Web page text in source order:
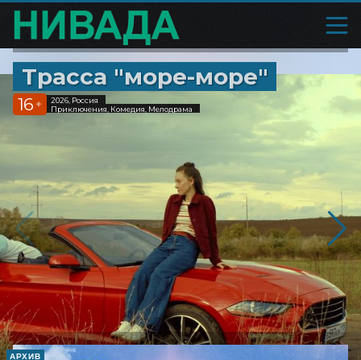
Трасса "море-море"
16 +
2026, Россия
Приключения, Комедия, Мелодрама
АРХИВ